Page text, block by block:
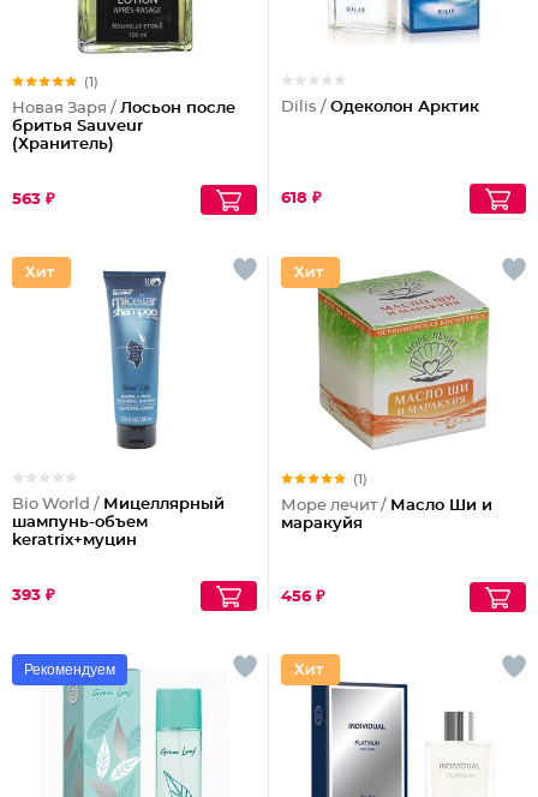
(1)
Новая Заря / Лосьон после
бритья Sauveur
(Хранитель)
563 ₽
Dilis / Одеколон Арктик
618 ₽
Bio World / Мицеллярный
шампунь-объем
keratrix+муцин
393 ₽
(1)
Море лечит / Масло Ши и
маракуйя
456 ₽
Рекомендуем